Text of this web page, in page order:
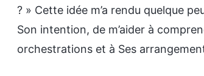
? » Cette idée m’a rendu quelque
Son intention, de m’aider à
orchestrations et à Ses